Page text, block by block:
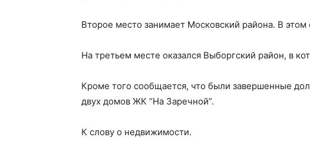
Второе место занимает Московский района. В
На третьем месте оказался Выборгский район, в
Кроме того сообщается, что были завершенные
двух домов ЖК “На Заречной”.
К слову о недвижимости.